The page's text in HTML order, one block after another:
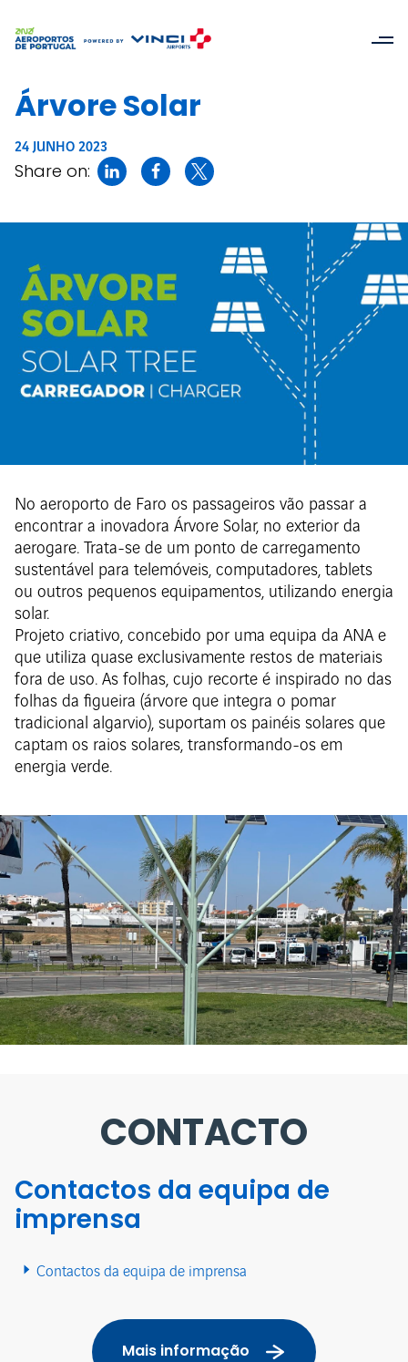
Árvore Solar
24 JUNHO 2023
Share on:
No aeroporto de Faro os passageiros vão passar a
encontrar a inovadora Árvore Solar, no exterior da
aerogare. Trata-se de um ponto de carregamento
sustentável para telemóveis, computadores, tablets
ou outros pequenos equipamentos, utilizando energia
solar.
Projeto criativo, concebido por uma equipa da ANA e
que utiliza quase exclusivamente restos de materiais
fora de uso. As folhas, cujo recorte é inspirado no das
folhas da figueira (árvore que integra o pomar
tradicional algarvio), suportam os painéis solares que
captam os raios solares, transformando-os em
energia verde.
CONTACTO
Contactos da equipa de
imprensa
Contactos da equipa de imprensa
Mais informação